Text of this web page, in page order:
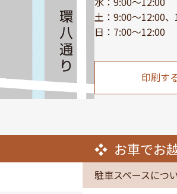
土：9:00～12:00
日：7:00～12:00
印刷す
お車でお
駐車スペースにつ